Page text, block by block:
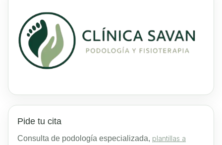
Pide tu cita
Consulta de podología especializada, plantillas a